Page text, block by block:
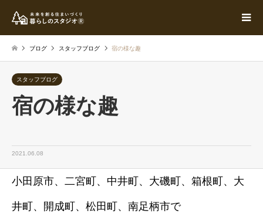
ブログ スタッフブログ 宿の様な趣
スタッフブログ
宿の様な趣
2021.06.08
小田原市、二宮町、中井町、大磯町、箱根町、大
井町、開成町、松田町、南足柄市で